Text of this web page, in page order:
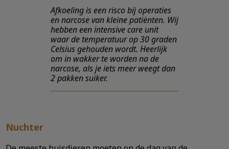
Afkoeling is een risco bij operaties
en narcose van kleine patiënten. Wij
hebben een intensive care unit
waar de temperatuur op 30 graden
Celsius gehouden wordt. Heerlijk
om in wakker te worden na de
narcose, als je iets meer weegt dan
2 pakken suiker.
Nuchter